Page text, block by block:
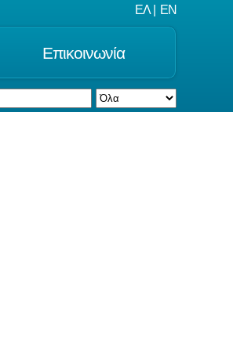
ΕΛ EN
Επικοινωνία